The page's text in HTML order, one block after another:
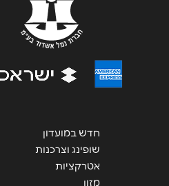
חדש במועדון
שופינג וצרכנות
אטרקציות
מזון